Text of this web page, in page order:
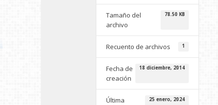
Tamaño del
archivo
78.50 KB
Recuento de archivos 1
Fecha de
creación
18 diciembre, 2014
Última
25 enero, 2024